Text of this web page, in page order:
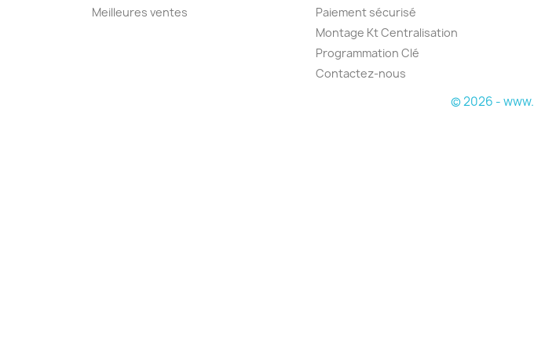
Meilleures ventes
Paiement sécurisé
Montage Kt Centralisation
Programmation Clé
Contactez-nous
© 2026 -